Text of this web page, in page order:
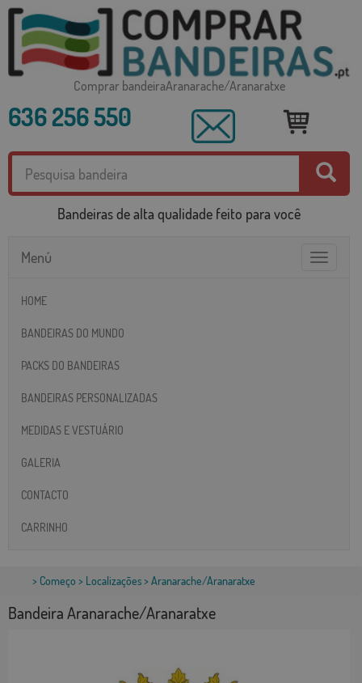
Comprar bandeiraAranarache/Aranaratxe
636 256 550
Bandeiras de alta qualidade feito para você
Toggle
Menú
HOME
BANDEIRAS DO MUNDO
PACKS DO BANDEIRAS
BANDEIRAS PERSONALIZADAS
MEDIDAS E VESTUÁRIO
GALERIA
CONTACTO
CARRINHO
> Começo > Localizações> Aranarache/Aranaratxe
Bandeira Aranarache/Aranaratxe